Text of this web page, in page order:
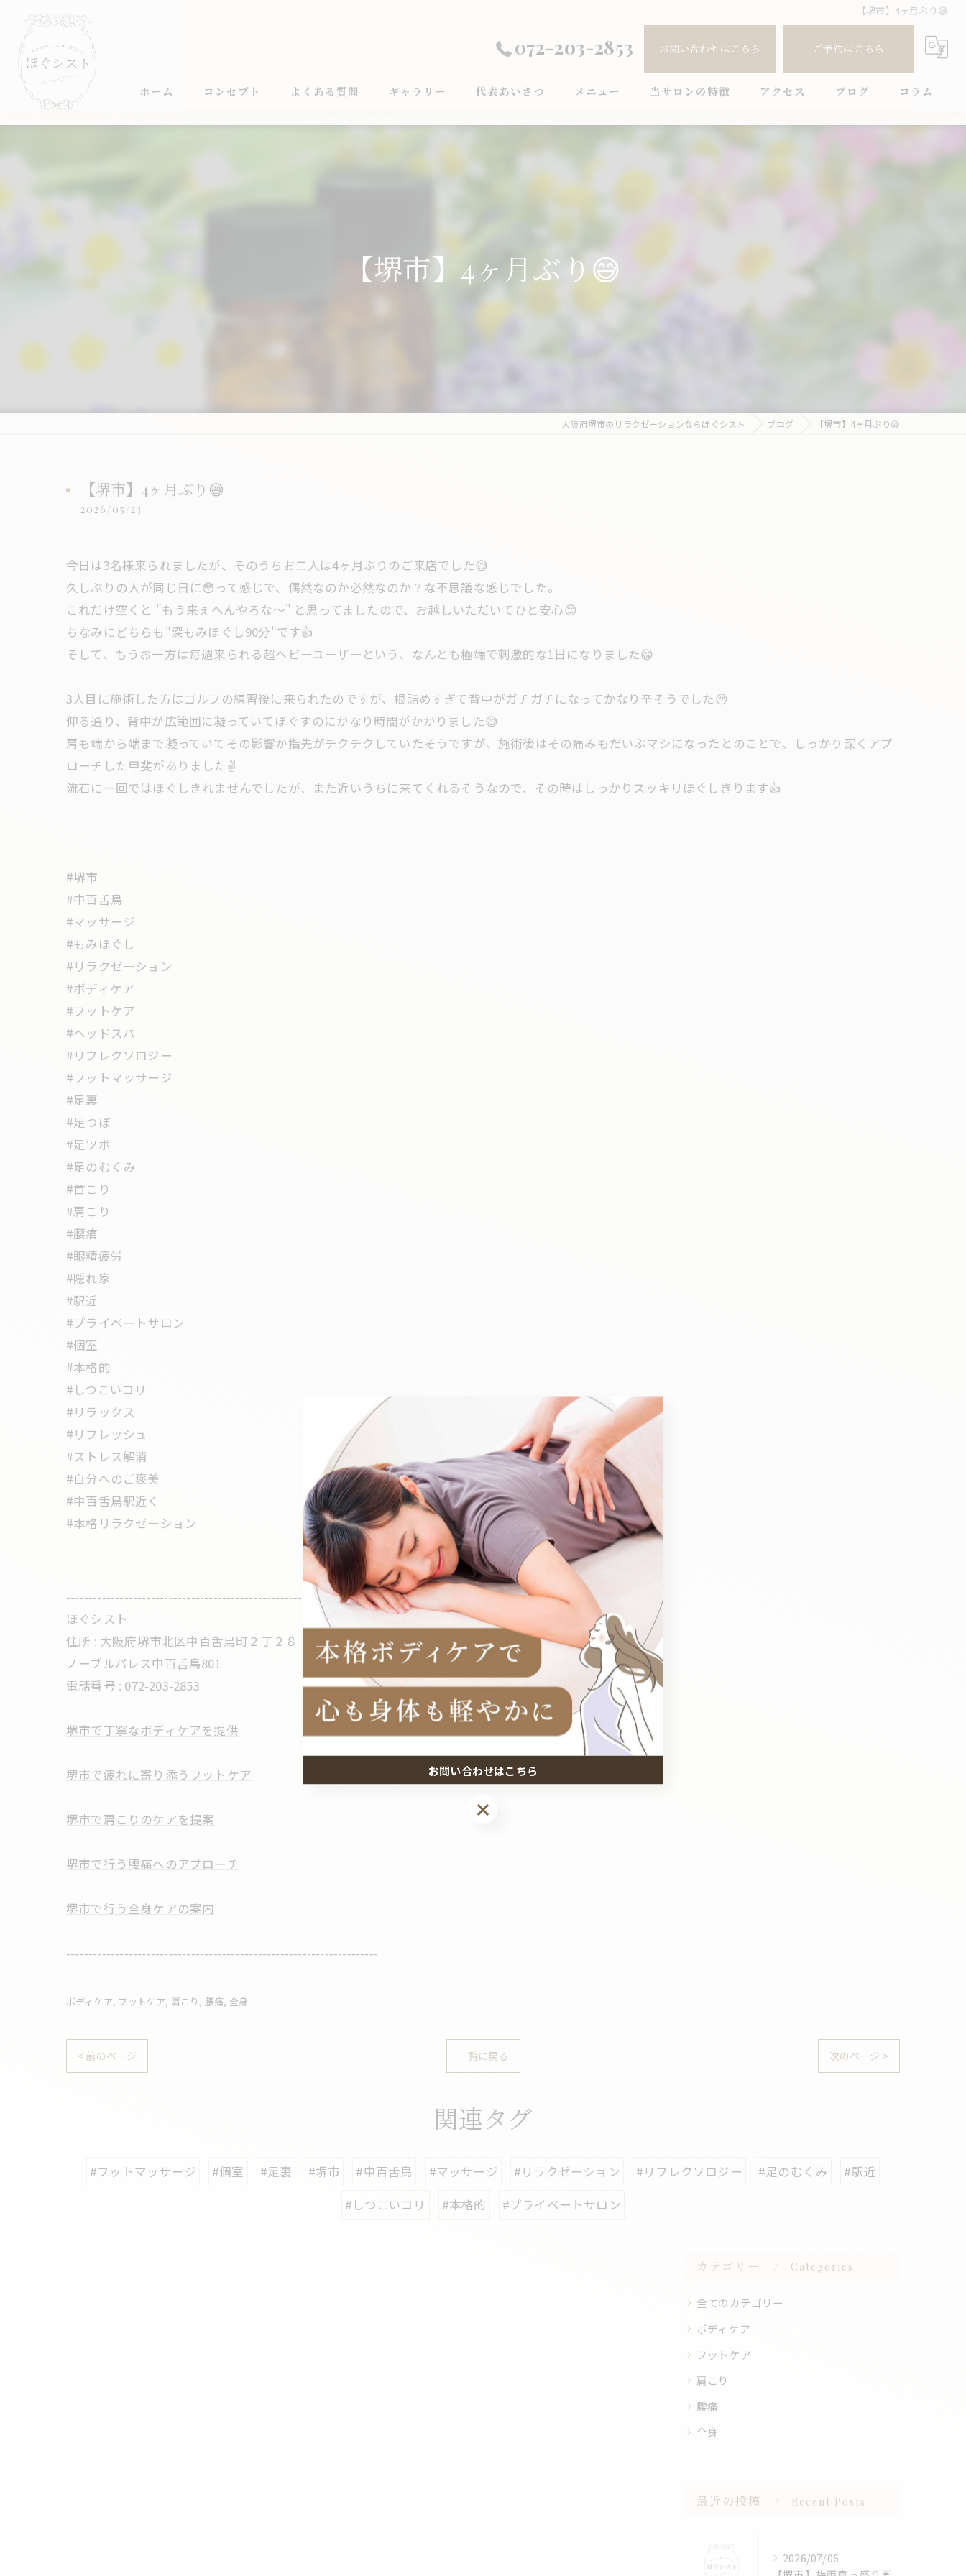
【堺市】4ヶ月ぶり😅
072-203-2853 お問い合わせはこちら ご予約はこちら
ホーム コンセプト よくある質問 ギャラリー 代表あいさつ メニュー 当サロンの特徴 アクセス ブログ コラム
【堺市】4ヶ月ぶり😅
大阪府堺市のリラクゼーションならほぐシスト ブログ 【堺市】4ヶ月ぶり😅
【堺市】4ヶ月ぶり😅
2026/05/23
今日は3名様来られましたが、そのうちお二人は4ヶ月ぶりのご来店でした😅
久しぶりの人が同じ日に😳って感じで、偶然なのか必然なのか？な不思議な感じでした。
これだけ空くと "もう来ぇへんやろな〜" と思ってましたので、お越しいただいてひと安心😌
ちなみにどちらも"深もみほぐし90分"です👍
そして、もうお一方は毎週来られる超ヘビーユーザーという、なんとも極端で刺激的な1日になりました😁
3人目に施術した方はゴルフの練習後に来られたのですが、根詰めすぎて背中がガチガチになってかなり辛そうでした😔
仰る通り、背中が広範囲に凝っていてほぐすのにかなり時間がかかりました😅
肩も端から端まで凝っていてその影響か指先がチクチクしていたそうですが、施術後はその痛みもだいぶマシになったとのことで、しっかり深くアプ
ローチした甲斐がありました✌️
流石に一回ではほぐしきれませんでしたが、また近いうちに来てくれるそうなので、その時はしっかりスッキリほぐしきります👍
#堺市
#中百舌鳥
#マッサージ
#もみほぐし
#リラクゼーション
#ボディケア
#フットケア
#ヘッドスパ
#リフレクソロジー
#フットマッサージ
#足裏
#足つぼ
#足ツボ
#足のむくみ
#首こり
#肩こり
#腰痛
#眼精疲労
#隠れ家
#駅近
#プライベートサロン
#個室
#本格的
#しつこいコリ
#リラックス
#リフレッシュ
#ストレス解消
#自分へのご褒美
#中百舌鳥駅近く
#本格リラクゼーション
----------------------------------------------------------------------
ほぐシスト
住所 : 大阪府堺市北区中百舌鳥町２丁２８
ノーブルパレス中百舌鳥801
電話番号 : 072-203-2853
堺市で丁寧なボディケアを提供
堺市で疲れに寄り添うフットケア
堺市で肩こりのケアを提案
堺市で行う腰痛へのアプローチ
堺市で行う全身ケアの案内
----------------------------------------------------------------------
ボディケア フットケア 肩こり 腰痛 全身
< 前のページ 一覧に戻る 次のページ >
関連タグ
#フットマッサージ #個室 #足裏 #堺市 #中百舌鳥 #マッサージ #リラクゼーション #リフレクソロジー #足のむくみ
#駅近
#しつこいコリ
#本格的 #プライベートサロン
カテゴリー Categories
全てのカテゴリー
ボディケア
フットケア
肩こり
腰痛
全身
最近の投稿 Recent Posts
2026/07/06
お問い合わせはこちら
お問い合わせはこちら